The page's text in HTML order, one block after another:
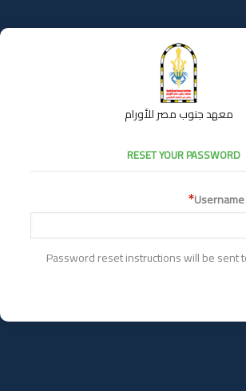
معهد جنوب مصر للأورام
RESET YOUR PASSWORD
Password reset instructions will be sent